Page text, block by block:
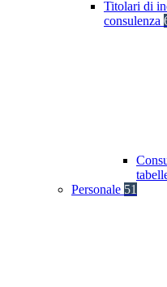
Titolari di
consulenza
Personale 51